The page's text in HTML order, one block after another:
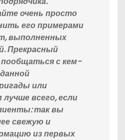
очень просто
его примерами
выполненных
Прекрасный
с кем-
или
всего, если
так вы
свежую и
из первых